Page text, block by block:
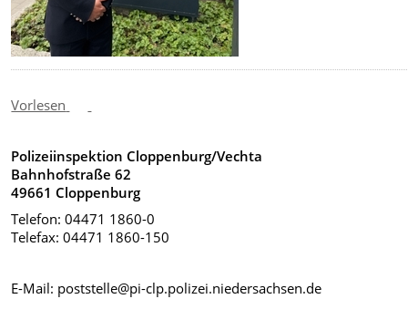
Vorlesen
Polizeiinspektion Cloppenburg/Vechta
Bahnhofstraße 62
49661 Cloppenburg
Telefon: 04471 1860-0
Telefax: 04471 1860-150
E-Mail: poststelle@pi-clp.polizei.niedersachsen.de